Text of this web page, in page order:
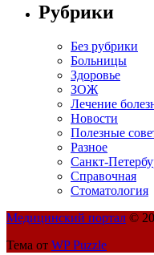
Рубрики
Без рубрики
Больницы
Здоровье
ЗОЖ
Лечение
Новости
Полезные
Разное
Санкт-
Справочная
Стоматология
Медицинский портал ©
Тема от WP Puzzle